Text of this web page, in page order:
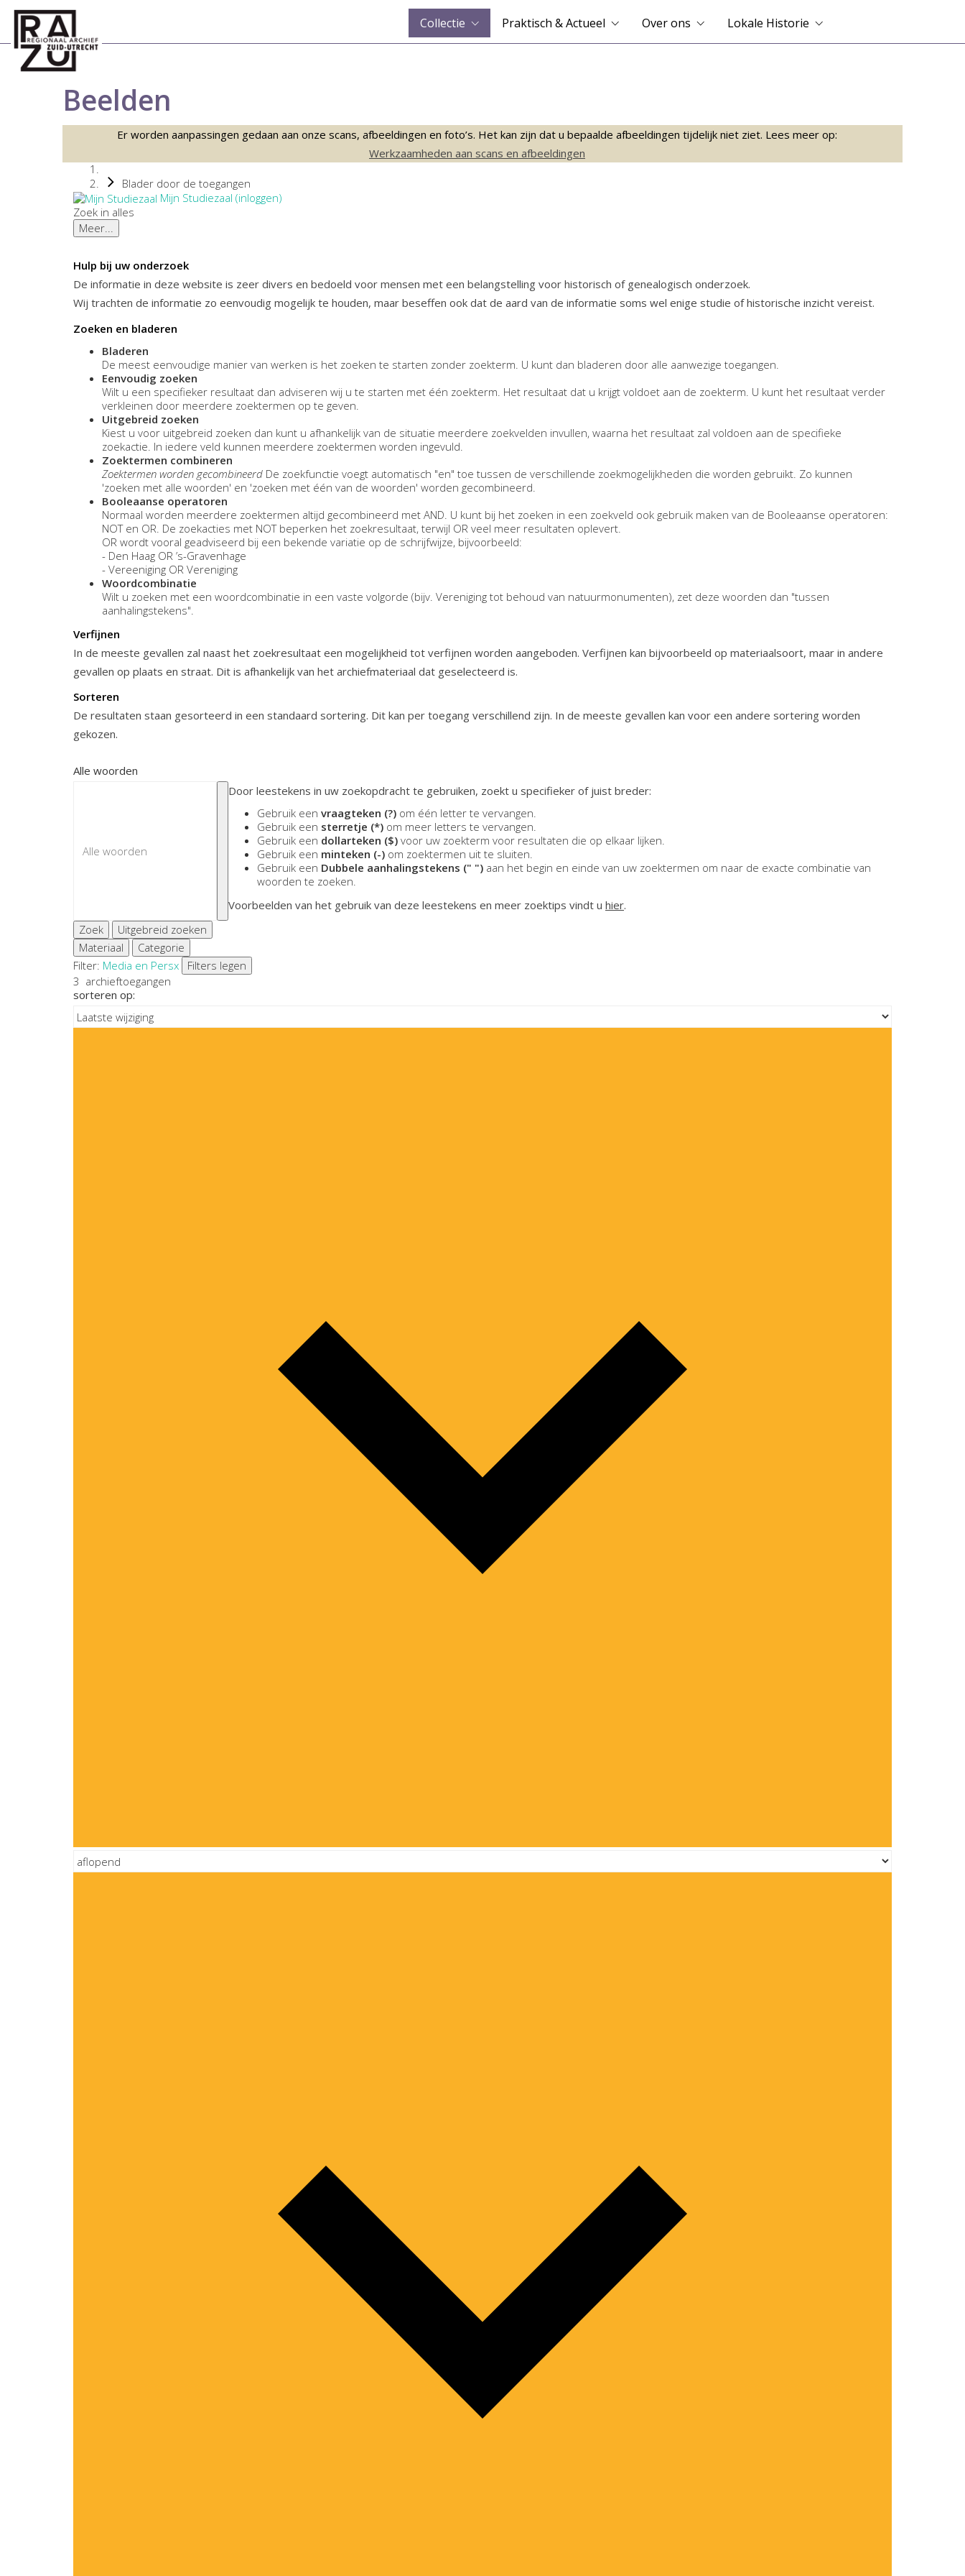
Collectie Praktisch & Actueel Over ons Lokale Historie
Beelden
Er worden aanpassingen gedaan aan onze scans, afbeeldingen en foto’s. Het kan zijn dat u bepaalde afbeeldingen tijdelijk niet ziet. Lees meer op:
Werkzaamheden aan scans en afbeeldingen
Blader door de toegangen
Mijn Studiezaal (inloggen)
Zoek in alles
Meer...
Hulp bij uw onderzoek
De informatie in deze website is zeer divers en bedoeld voor mensen met een belangstelling voor historisch of genealogisch onderzoek.
Wij trachten de informatie zo eenvoudig mogelijk te houden, maar beseffen ook dat de aard van de informatie soms wel enige studie of historische inzicht vereist.
Zoeken en bladeren
Bladeren
De meest eenvoudige manier van werken is het zoeken te starten zonder zoekterm. U kunt dan bladeren door alle aanwezige toegangen.
Eenvoudig zoeken
Wilt u een specifieker resultaat dan adviseren wij u te starten met één zoekterm. Het resultaat dat u krijgt voldoet aan de zoekterm. U kunt het resultaat verder
verkleinen door meerdere zoektermen op te geven.
Uitgebreid zoeken
Kiest u voor uitgebreid zoeken dan kunt u afhankelijk van de situatie meerdere zoekvelden invullen, waarna het resultaat zal voldoen aan de specifieke
zoekactie. In iedere veld kunnen meerdere zoektermen worden ingevuld.
Zoektermen combineren
Zoektermen worden gecombineerd De zoekfunctie voegt automatisch "en" toe tussen de verschillende zoekmogelijkheden die worden gebruikt. Zo kunnen
'zoeken met alle woorden' en 'zoeken met één van de woorden' worden gecombineerd.
Booleaanse operatoren
Normaal worden meerdere zoektermen altijd gecombineerd met AND. U kunt bij het zoeken in een zoekveld ook gebruik maken van de Booleaanse operatoren:
NOT en OR. De zoekacties met NOT beperken het zoekresultaat, terwijl OR veel meer resultaten oplevert.
OR wordt vooral geadviseerd bij een bekende variatie op de schrijfwijze, bijvoorbeeld:
- Den Haag OR ’s-Gravenhage
- Vereeniging OR Vereniging
Woordcombinatie
Wilt u zoeken met een woordcombinatie in een vaste volgorde (bijv. Vereniging tot behoud van natuurmonumenten), zet deze woorden dan "tussen
aanhalingstekens".
Verfijnen
In de meeste gevallen zal naast het zoekresultaat een mogelijkheid tot verfijnen worden aangeboden. Verfijnen kan bijvoorbeeld op materiaalsoort, maar in andere
gevallen op plaats en straat. Dit is afhankelijk van het archiefmateriaal dat geselecteerd is.
Sorteren
De resultaten staan gesorteerd in een standaard sortering. Dit kan per toegang verschillend zijn. In de meeste gevallen kan voor een andere sortering worden
gekozen.
Alle woorden
Door leestekens in uw zoekopdracht te gebruiken, zoekt u specifieker of juist breder:
Gebruik een vraagteken (?) om één letter te vervangen.
Gebruik een sterretje (*) om meer letters te vervangen.
Gebruik een dollarteken ($) voor uw zoekterm voor resultaten die op elkaar lijken.
Gebruik een minteken (-) om zoektermen uit te sluiten.
Gebruik een Dubbele aanhalingstekens (" ") aan het begin en einde van uw zoektermen om naar de exacte combinatie van
woorden te zoeken.
Voorbeelden van het gebruik van deze leestekens en meer zoektips vindt u hier.
Zoek
Uitgebreid zoeken
Materiaal
Categorie
Filter: Media en Persx
Filters legen
3 archieftoegangen
sorteren op: